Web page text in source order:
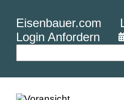
Eisenbauer.com
Login Anfordern